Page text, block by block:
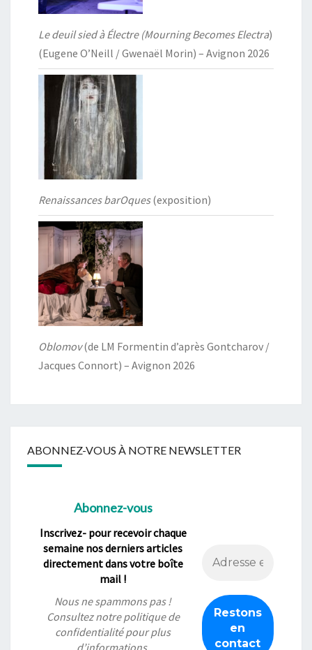
Le deuil sied à Électre (Mourning Becomes Electra)
(Eugene O’Neill / Gwenaël Morin) – Avignon 2026
Renaissances barOques(exposition)
Oblomov(de LM Formentin d’après Gontcharov /
Jacques Connort) – Avignon 2026
ABONNEZ-VOUS À NOTRE NEWSLETTER
Abonnez-vous
Inscrivez- pour recevoir chaque
semaine nos derniers articles
directement dans votre boîte
mail !
Nous ne spammons pas !
Consultez notrepolitique de
confidentialitépour plus